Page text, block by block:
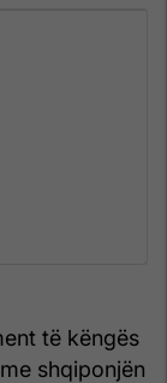
të këngës
shqiponjën